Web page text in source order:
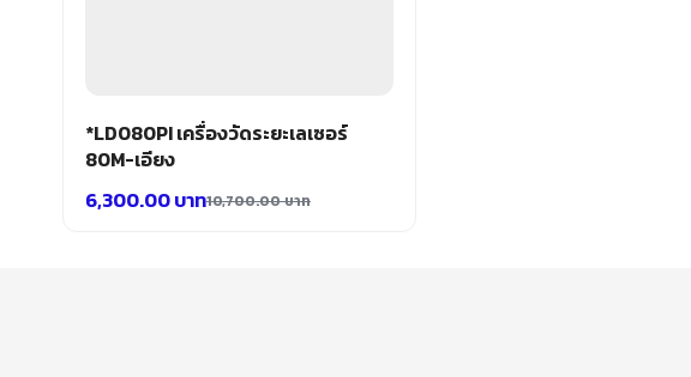
*LD080PI เครื่องวัดระยะเลเซอร์
80M-เอียง
10,700.00บาท
6,300.00บาท